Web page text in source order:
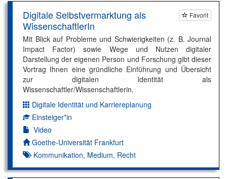
Favorit
Digitale Selbstvermarktung als
WissenschaftlerIn
Mit Blick auf Probleme und Schwierigkeiten (z. B. Journal
Impact Factor) sowie Wege und Nutzen digitaler
Darstellung der eigenen Person und Forschung gibt dieser
Vortrag Ihnen eine gründliche Einführung und Übersicht
zur digitalen Identität als
Wissenschaftler/Wissenschaftlerin.
Dimension:
Digitale Identität und Karriereplanung
Kompetenzniveau:
Einsteiger*in
Video
Autor*in:
Goethe-Universität Frankfurt
Kommunikation, Medium, Recht